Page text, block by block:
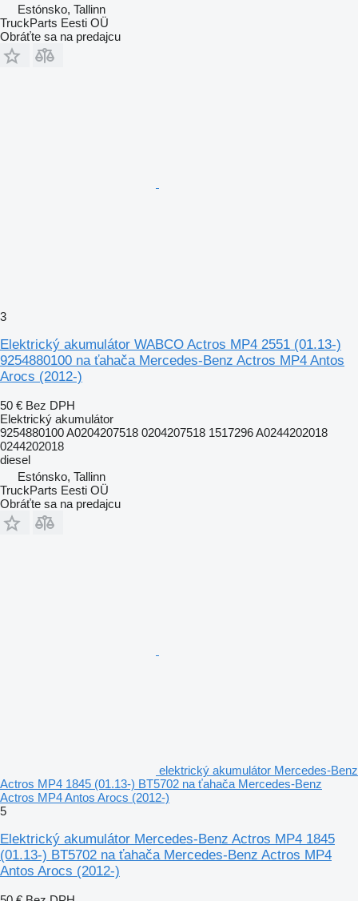
Estónsko, Tallinn
TruckParts Eesti OÜ
Obráťte sa na predajcu
3
Elektrický akumulátor WABCO Actros MP4 2551 (01.13-)
9254880100 na ťahača Mercedes-Benz Actros MP4 Antos
Arocs (2012-)
50 € Bez DPH
Elektrický akumulátor
9254880100 A0204207518 0204207518 1517296 A0244202018
0244202018
diesel
Estónsko, Tallinn
TruckParts Eesti OÜ
Obráťte sa na predajcu
elektrický akumulátor Mercedes-Benz
Actros MP4 1845 (01.13-) BT5702 na ťahača Mercedes-Benz
Actros MP4 Antos Arocs (2012-)
5
Elektrický akumulátor Mercedes-Benz Actros MP4 1845
(01.13-) BT5702 na ťahača Mercedes-Benz Actros MP4
Antos Arocs (2012-)